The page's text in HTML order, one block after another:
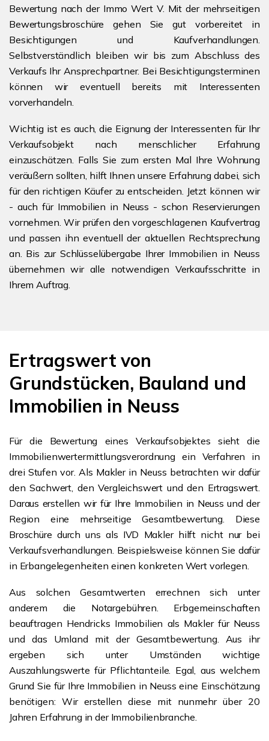
Bewertung nach der Immo Wert V. Mit der mehrseitigen
Bewertungsbroschüre gehen Sie gut vorbereitet in
Besichtigungen und Kaufverhandlungen.
Selbstverständlich bleiben wir bis zum Abschluss des
Verkaufs Ihr Ansprechpartner. Bei Besichtigungsterminen
können wir eventuell bereits mit Interessenten
vorverhandeln.
Wichtig ist es auch, die Eignung der Interessenten für Ihr
Verkaufsobjekt nach menschlicher Erfahrung
einzuschätzen. Falls Sie zum ersten Mal Ihre Wohnung
veräußern sollten, hilft Ihnen unsere Erfahrung dabei, sich
für den richtigen Käufer zu entscheiden. Jetzt können wir
- auch für Immobilien in Neuss - schon Reservierungen
vornehmen. Wir prüfen den vorgeschlagenen Kaufvertrag
und passen ihn eventuell der aktuellen Rechtsprechung
an. Bis zur Schlüsselübergabe Ihrer Immobilien in Neuss
übernehmen wir alle notwendigen Verkaufsschritte in
Ihrem Auftrag.
Ertragswert von
Grundstücken, Bauland und
Immobilien in Neuss
Für die Bewertung eines Verkaufsobjektes sieht die
Immobilienwertermittlungsverordnung ein Verfahren in
drei Stufen vor. Als Makler in Neuss betrachten wir dafür
den Sachwert, den Vergleichswert und den Ertragswert.
Daraus erstellen wir für Ihre Immobilien in Neuss und der
Region eine mehrseitige Gesamtbewertung. Diese
Broschüre durch uns als IVD Makler hilft nicht nur bei
Verkaufsverhandlungen. Beispielsweise können Sie dafür
in Erbangelegenheiten einen konkreten Wert vorlegen.
Aus solchen Gesamtwerten errechnen sich unter
anderem die Notargebühren. Erbgemeinschaften
beauftragen Hendricks Immobilien als Makler für Neuss
und das Umland mit der Gesamtbewertung. Aus ihr
ergeben sich unter Umständen wichtige
Auszahlungswerte für Pflichtanteile. Egal, aus welchem
Grund Sie für Ihre Immobilien in Neuss eine Einschätzung
benötigen: Wir erstellen diese mit nunmehr über 20
Jahren Erfahrung in der Immobilienbranche.